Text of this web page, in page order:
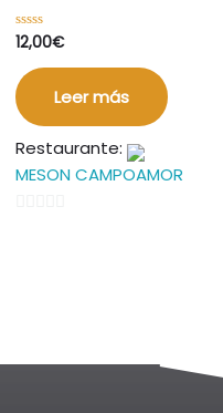
Valorado
en
de
5
12,00€
Leer más
Restaurante:
MESON CAMPOAMOR